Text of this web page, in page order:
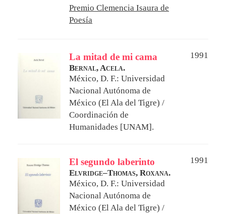
Premio Clemencia Isaura de
Poesía
La mitad de mi cama
1991
Bernal, Acela.
México, D. F.: Universidad
Nacional Autónoma de
México (El Ala del Tigre) /
Coordinación de
Humanidades [UNAM].
El segundo laberinto
1991
Elvridge–Thomas, Roxana.
México, D. F.: Universidad
Nacional Autónoma de
México (El Ala del Tigre) /